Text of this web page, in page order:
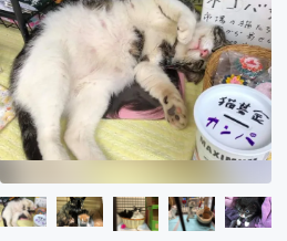
テクノロジー・ガジェット
映像・映画
ビジネス・起業
まちづくり・地域活性化